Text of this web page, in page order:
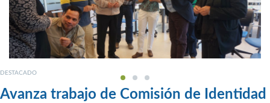
DESTACADO
Avanza trabajo de Comisión de Identidad